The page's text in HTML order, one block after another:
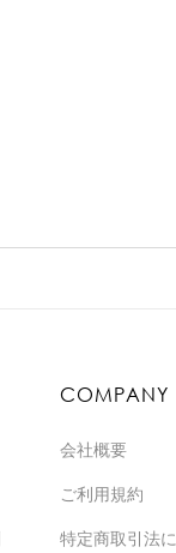
COMPANY
会社概要
ご利用規約
特定商取引法に